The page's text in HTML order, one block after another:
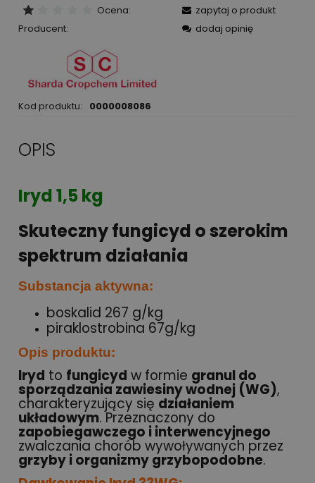
Ocena:
Producent:
Kod produktu: 0000008086
zapytaj o produkt
dodaj opinię
OPIS
Iryd 1,5 kg
Skuteczny fungicyd o szerokim
spektrum działania
Substancja aktywna:
boskalid 267 g/kg
piraklostrobina 67g/kg
Opis produktu:
Iryd to fungicyd w formie granul do
sporządzania zawiesiny wodnej (WG),
charakteryzujący się działaniem
układowym. Przeznaczony do
zapobiegawczego i interwencyjnego
zwalczania chorób wywoływanych przez
grzyby i organizmy grzybopodobne.